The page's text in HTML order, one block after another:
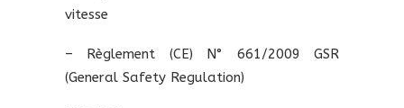
vitesse
– Règlement (CE) N° 661/2009 GSR
(General Safety Regulation)